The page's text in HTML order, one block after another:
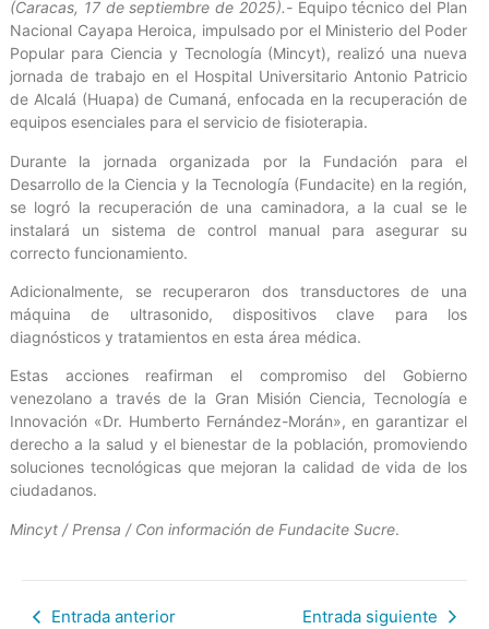
(Caracas, 17 de septiembre de 2025).- Equipo técnico del Plan
Nacional Cayapa Heroica, impulsado por el Ministerio del Poder
Popular para Ciencia y Tecnología (Mincyt), realizó una nueva
jornada de trabajo en el Hospital Universitario Antonio Patricio
de Alcalá (Huapa) de Cumaná, enfocada en la recuperación de
equipos esenciales para el servicio de fisioterapia.
Durante la jornada organizada por la Fundación para el
Desarrollo de la Ciencia y la Tecnología (Fundacite) en la región,
se logró la recuperación de una caminadora, a la cual se le
instalará un sistema de control manual para asegurar su
correcto funcionamiento.
Adicionalmente, se recuperaron dos transductores de una
máquina de ultrasonido, dispositivos clave para los
diagnósticos y tratamientos en esta área médica.
Estas acciones reafirman el compromiso del Gobierno
venezolano a través de la Gran Misión Ciencia, Tecnología e
Innovación «Dr. Humberto Fernández-Morán», en garantizar el
derecho a la salud y el bienestar de la población, promoviendo
soluciones tecnológicas que mejoran la calidad de vida de los
ciudadanos.
Mincyt / Prensa / Con información de Fundacite Sucre.
Entrada anterior Entrada siguiente